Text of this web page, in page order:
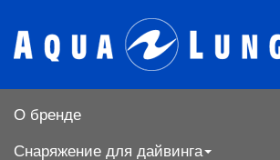
О бренде
Снаряжение для дайвинга